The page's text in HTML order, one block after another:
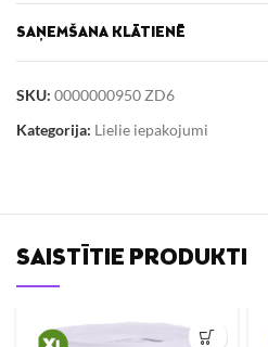
SAŅEMŠANA KLĀTIENĒ
SKU: 0000000950 ZD6
Kategorija: Lielie iepakojumi
SAISTĪTIE PRODUKTI